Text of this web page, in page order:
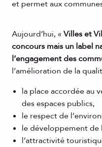
et permet aux
Aujourd’hui, «Villes et
concours mais un label
l’engagement des
l’amélioration de la
la place accordée au
des espaces publics,
le respect de
le développement de
l’attractivité